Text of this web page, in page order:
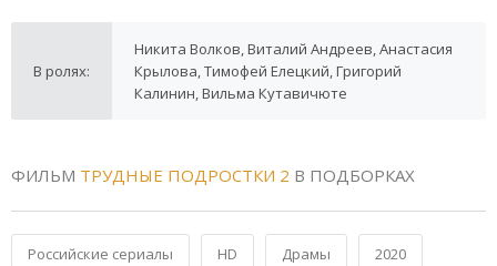
В ролях:
Никита Волков, Виталий Андреев, Анастасия
Крылова, Тимофей Елецкий, Григорий
Калинин, Вильма Кутавичюте
ФИЛЬМ ТРУДНЫЕ ПОДРОСТКИ 2 В ПОДБОРКАХ
Российские сериалы HD Драмы 2020